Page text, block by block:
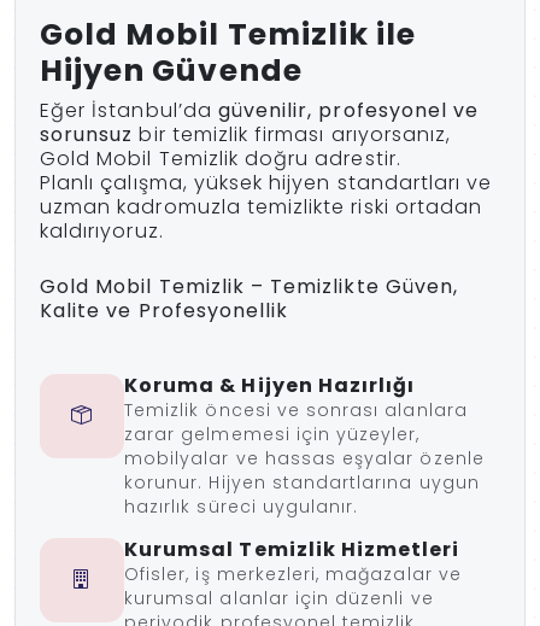
Gold Mobil Temizlik ile
Hijyen Güvende
Eğer İstanbul’da güvenilir, profesyonel ve
sorunsuz bir temizlik firması arıyorsanız,
Gold Mobil Temizlik doğru adrestir.
Planlı çalışma, yüksek hijyen standartları ve
uzman kadromuzla temizlikte riski ortadan
kaldırıyoruz.
Gold Mobil Temizlik – Temizlikte Güven,
Kalite ve Profesyonellik
Koruma & Hijyen Hazırlığı
Temizlik öncesi ve sonrası alanlara
zarar gelmemesi için yüzeyler,
mobilyalar ve hassas eşyalar özenle
korunur. Hijyen standartlarına uygun
hazırlık süreci uygulanır.
Kurumsal Temizlik Hizmetleri
Ofisler, iş merkezleri, mağazalar ve
kurumsal alanlar için düzenli ve